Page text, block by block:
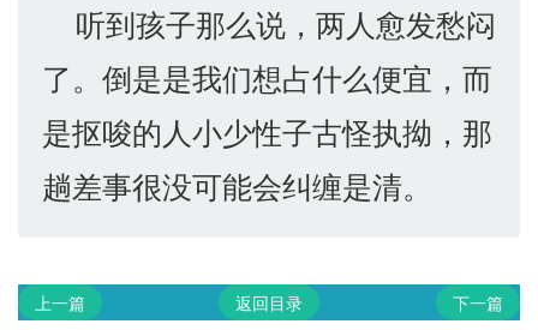
听到孩子那么说，两人愈发愁闷
了。倒是是我们想占什么便宜，而
是抠唆的人小少性子古怪执拗，那
趟差事很没可能会纠缠是清。
上一篇 返回目录 下一篇